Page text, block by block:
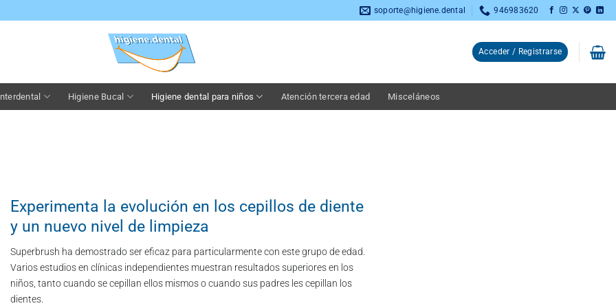
soporte@higiene.dental 946983620
Acceder / Registrarse
Higiene Bucal Higiene dental para niños Atención tercera edad Misceláneos
Experimenta la evolución en los cepillos de diente
y un nuevo nivel de limpieza
Superbrush ha demostrado ser eficaz para particularmente con este grupo de edad.
Varios estudios en clínicas independientes muestran resultados superiores en los
niños, tanto cuando se cepillan ellos mismos o cuando sus padres les cepillan los
dientes.